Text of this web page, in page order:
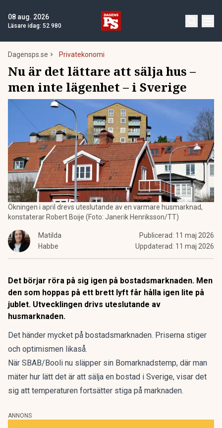
08 aug. 2026
Läsare idag: 52 980
Dagensps.se Privatekonomi
Nu är det lättare att sälja hus –
men inte lägenhet – i Sverige
Ökningen i april drevs uteslutande av en varmare husmarknad,
konstaterar Robert Boije (Foto: Janerik Henriksson/TT)
Matilda
Habbe
Publicerad: 11 maj 2026
Uppdaterad: 11 maj 2026
Det börjar röra på sig igen på bostadsmarknaden. Men
den som hoppas på ett brett lyft får hålla igen lite på
jublet. Utvecklingen drivs uteslutande av
husmarknaden.
Det händer mycket på bostadsmarknaden. Priserna stiger
och optimismen likaså.
När SBAB/Booli nu släpper sin Bomarknadstemp, där man
mäter hur lätt det är att sälja en bostad i Sverige, visar det
sig att temperaturen fortsätter stiga på marknaden.
ANNONS